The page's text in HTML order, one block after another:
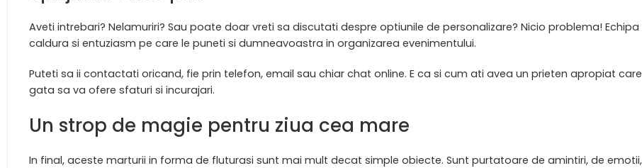
Aveti intrebari? Nelamuriri? Sau poate doar vreti sa discutati despre optiunile de personalizare? Nicio problema!
caldura si entuziasm pe care le puneti si dumneavoastra in organizarea evenimentului.
Puteti sa ii contactati oricand, fie prin telefon, email sau chiar chat online. E ca si cum ati avea un prieten apropiat
gata sa va ofere sfaturi si incurajari.
Un strop de magie pentru ziua cea mare
In final, aceste marturii in forma de fluturasi sunt mai mult decat simple obiecte. Sunt purtatoare de amintiri, de